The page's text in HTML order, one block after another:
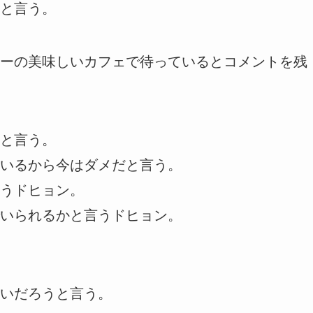
言う。
の美味しいカフェで待っているとコメントを残
言う。
るから今はダメだと言う。
ドヒョン。
られるかと言うドヒョン。
だろうと言う。